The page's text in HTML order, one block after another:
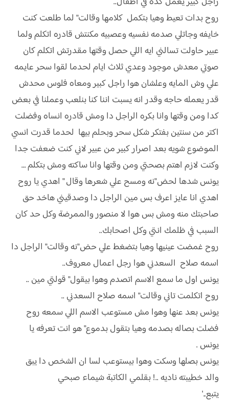
روح بدات تعيط وهيا بتكمل كلامها وقالت" لما طلعت كنت
خايفه وجاتلي صدمه نفسيه وعصبيه مكنتش قادره اتكلم ولما
عبير حاولت تسالني ايه اللي حصل وقتها مقدرتش اتكلم كان
صوتي معدش موجود وعدي ثلاث ايام لحدما لقوا سحر عايمه
علي وش المايه وعلشان هوا راجل كبير ومعاه فلوس محدش
قدر يعمله حاجه وقدر انه يسبت اننا كنا بنلعب وعملنا في بعض
كدا ومن وقتها وانا بكره الراجل دا ومش قادره انساه وفضلت
اكتر من سنتين بفتكر شكل سحر وبحلم بيها لحدما قدرت انسي
الموضوع شويه بعد اصرار كبير من عبير لاني كنت ضعفت جدا
وكنت لازم اهتم بصحتي ومن وقتها وانا ساكته ومش بتكلم …
يونس شدها لحض"نه ومسح علي شعرها وقال " اهدي يا روح
اهدي انا عايز اعرف بس مين الراجل دا وصدقيني هاخد حق
صاحبتك منه ومش بس هوا لا منصور والممرضة وكل حد كان
السبب في ظلمك انتي وكل اصحابك..
روح غمضت عينيها وهيا بتضغط علي حض"نه وقالت" الراجل دا
اسمه صلاح السعدني هوا رجل اعمال معروف..
يونس اول ما سمع الاسم اتصدم وهوا بيقول" قولتي مين ..
روح اتكلمت تاني وقالت" اسمه صلاح السعدني ..
يونس بعد عنها وهوا مش مستوعب الاسم اللي سمعه روح
فضلت بصاله بصدمه وهيا بتقول بدموع" هو انت تعرفه يا
يونس .
يونس بصلها وسكت وهوا بيستوعب لسا ان الشخص دا يبق
والد خطيبته ناديه ..! بقلمي الكاتبة شيماء صبحي
يتبع..'